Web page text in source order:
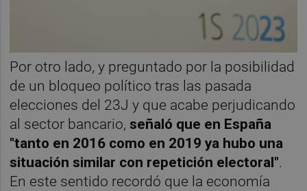
Por otro lado, y preguntado por la posibilidad
de un bloqueo político tras las pasada
elecciones del 23J y que acabe perjudicando
al sector bancario,señaló que en España
"tanto en 2016 como en 2019 ya hubo una
situación similar con repetición electoral".
En este sentido recordó que la economía